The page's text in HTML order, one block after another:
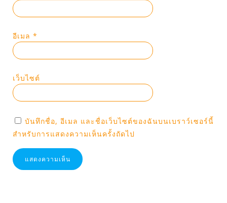
อีเมล *
เว็บไซต์
บันทึกชื่อ, อีเมล และชื่อเว็บไซต์ของฉันบนเบราว์เซอร์นี้
สำหรับการแสดงความเห็นครั้งถัดไป